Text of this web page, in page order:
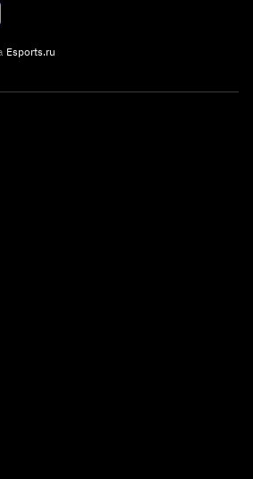
Esports.ru